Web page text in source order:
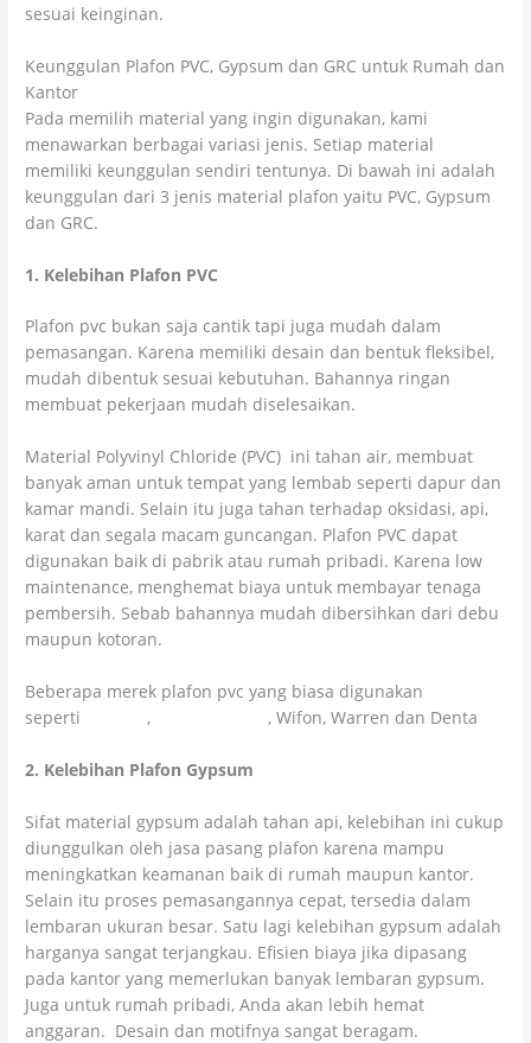
sesuai keinginan.
Keunggulan Plafon PVC, Gypsum dan GRC untuk Rumah dan
Kantor
Pada memilih material yang ingin digunakan, kami
menawarkan berbagai variasi jenis. Setiap material
memiliki keunggulan sendiri tentunya. Di bawah ini adalah
keunggulan dari 3 jenis material plafon yaitu PVC, Gypsum
dan GRC.
1. Kelebihan Plafon PVC
Plafon pvc bukan saja cantik tapi juga mudah dalam
pemasangan. Karena memiliki desain dan bentuk fleksibel,
mudah dibentuk sesuai kebutuhan. Bahannya ringan
membuat pekerjaan mudah diselesaikan.
Material Polyvinyl Chloride (PVC) ini tahan air, membuat
banyak aman untuk tempat yang lembab seperti dapur dan
kamar mandi. Selain itu juga tahan terhadap oksidasi, api,
karat dan segala macam guncangan. Plafon PVC dapat
digunakan baik di pabrik atau rumah pribadi. Karena low
maintenance, menghemat biaya untuk membayar tenaga
pembersih. Sebab bahannya mudah dibersihkan dari debu
maupun kotoran.
Beberapa merek plafon pvc yang biasa digunakan
seperti
, , Wifon, Warren dan Denta
2. Kelebihan Plafon Gypsum
Sifat material gypsum adalah tahan api, kelebihan ini cukup
diunggulkan oleh jasa pasang plafon karena mampu
meningkatkan keamanan baik di rumah maupun kantor.
Selain itu proses pemasangannya cepat, tersedia dalam
lembaran ukuran besar. Satu lagi kelebihan gypsum adalah
harganya sangat terjangkau. Efisien biaya jika dipasang
pada kantor yang memerlukan banyak lembaran gypsum.
Juga untuk rumah pribadi, Anda akan lebih hemat
anggaran. Desain dan motifnya sangat beragam.